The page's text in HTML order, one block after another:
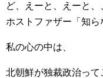
ど、えーと、えーと、
ホストファザー「知ら
私の心の中は、
北朝鮮が独裁政治って